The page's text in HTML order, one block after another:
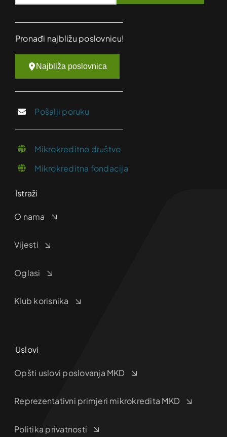
Pronađi najbližu poslovnicu!
Najbliža poslovnica
Pošalji poruku
Mikrokreditno društvo
Mikrokreditna fondacija
Istraži
O nama
Vijesti
Oglasi
Klub korisnika
Uslovi
Opšti uslovi poslovanja MKD
Reprezentativni primjeri mikrokredita MKD
Politika privatnosti